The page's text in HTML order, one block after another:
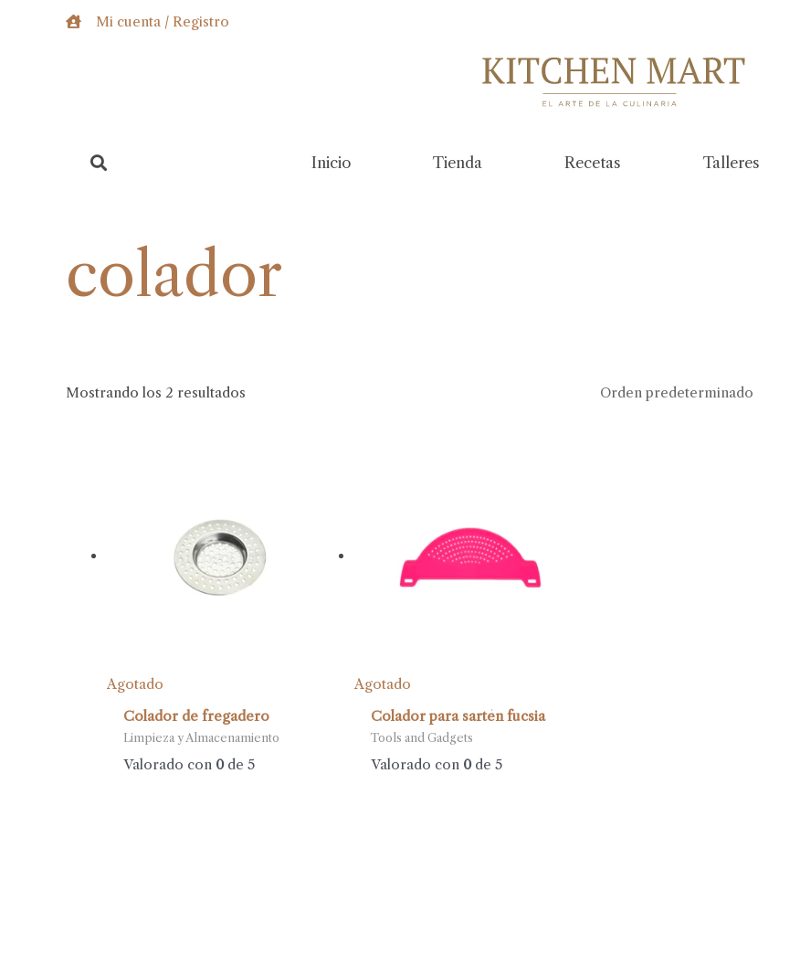
Mi cuenta / Registro
Inicio Tienda Recetas Talleres
colador
Mostrando los 2 resultados
Agotado
Colador de fregadero
Limpieza y Almacenamiento
Valorado con 0de 5
Agotado
Colador para sartén fucsia
Tools and Gadgets
Valorado con 0de 5